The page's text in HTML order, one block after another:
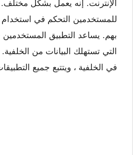
الإنترنت. إنه يعمل بشكل مختلف.
للمستخدمين التحكم في استخدام
بهم. يساعد التطبيق المستخدمين
التي تستهلك البيانات من
في الخلفية ، ويتتبع جميع